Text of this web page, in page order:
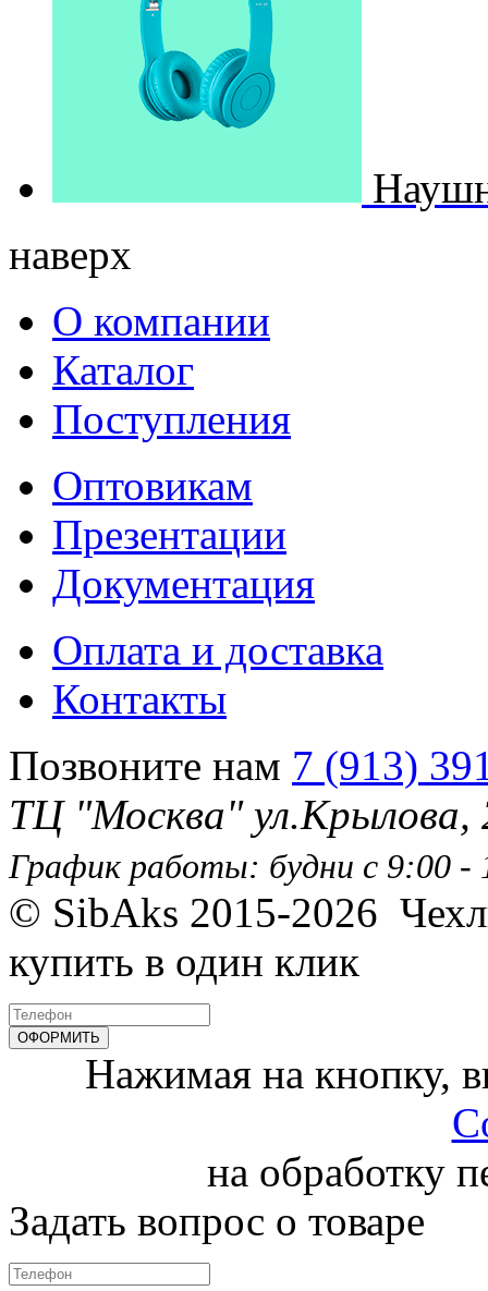
наверх
О компании
Каталог
Поступления
Оптовикам
Презентации
Документация
Оплата и доставка
Контакты
Позвоните нам 7 (913)
ТЦ "Москва"
График работы: будни с 9:00 -
© SibAks 2015-2026
купить в один клик
Нажимая на кнопку,
на обработку
Задать вопрос о товаре